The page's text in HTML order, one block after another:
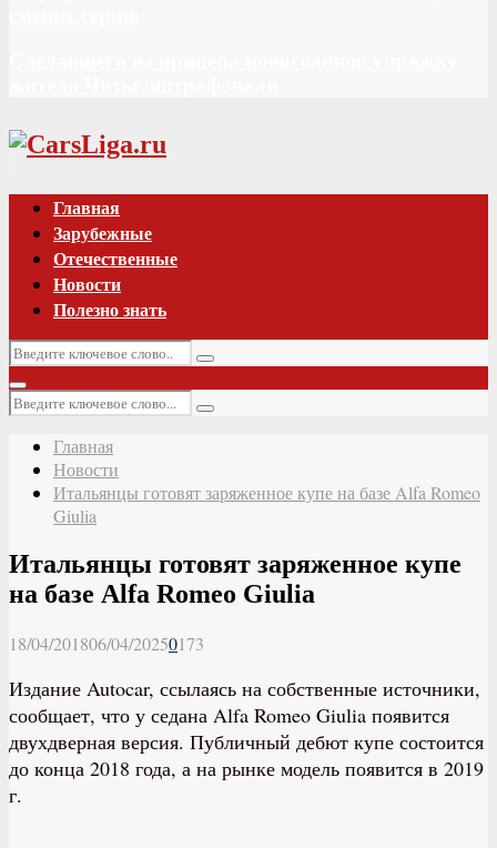
Vk
Главная
Зарубежные
Отечественные
Новости
Полезно знать
Искать:
Поиск
Основное
меню
Искать:
Поиск
Главная
Новости
Итальянцы готовят заряженное купе на базе Alfa Romeo
Giulia
Итальянцы готовят заряженное купе
на базе Alfa Romeo Giulia
18/04/201806/04/20250173
Издание Autocar, ссылаясь на собственные источники,
сообщает, что у седана Alfa Romeo Giulia появится
двухдверная версия. Публичный дебют купе состоится
до конца 2018 года, а на рынке модель появится в 2019
г.